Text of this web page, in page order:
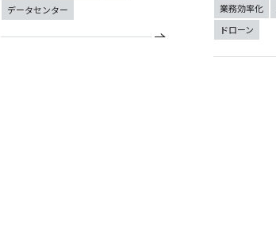
データセンター
業務効率化
ドローン